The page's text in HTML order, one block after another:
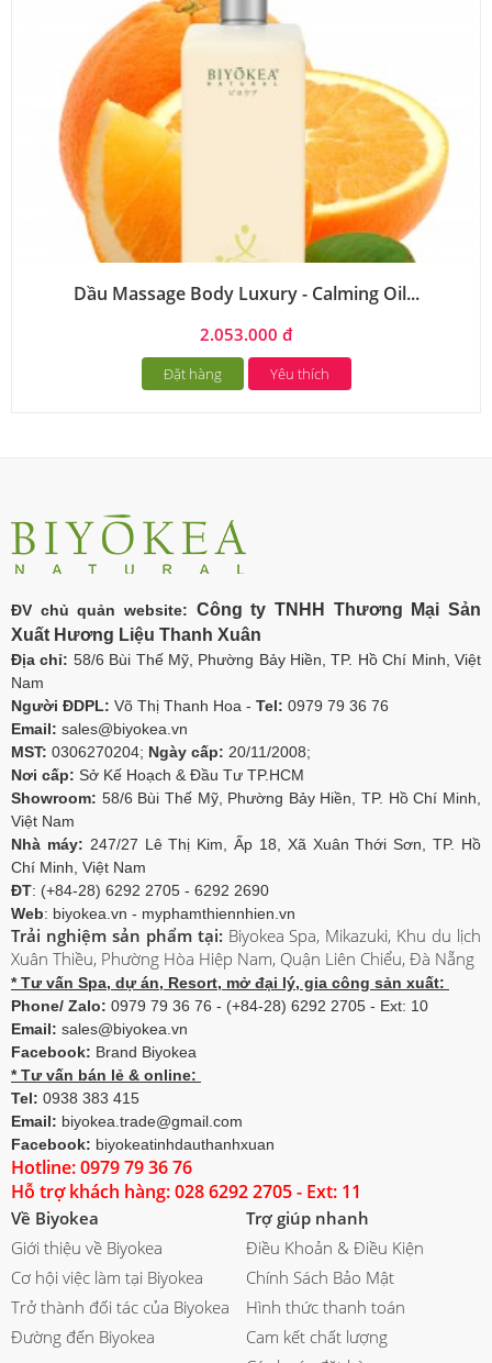
Dầu Massage Body Luxury - Calming Oil...
2.053.000 đ
Đặt hàng Yêu thích
ĐV chủ quản website: Công ty TNHH Thương Mại Sản
Xuất Hương Liệu Thanh Xuân
Địa chỉ: 58/6 Bùi Thế Mỹ, Phường Bảy Hiền, TP. Hồ Chí Minh, Việt
Nam
Người ĐDPL: Võ Thị Thanh Hoa - Tel: 0979 79 36 76
Email: sales@biyokea.vn
MST: 0306270204; Ngày cấp: 20/11/2008;
Nơi cấp: Sở Kế Hoạch & Đầu Tư TP.HCM
Showroom: 58/6 Bùi Thế Mỹ, Phường Bảy Hiền, TP. Hồ Chí Minh,
Việt Nam
Nhà máy: 247/27 Lê Thị Kim, Ấp 18, Xã Xuân Thới Sơn, TP. Hồ
Chí Minh, Việt Nam
ĐT: (+84-28) 6292 2705 - 6292 2690
Web: biyokea.vn - myphamthiennhien.vn
Trải nghiệm sản phẩm tại: Biyokea Spa, Mikazuki, Khu du lịch
Xuân Thiều, Phường Hòa Hiệp Nam, Quận Liên Chiểu, Đà Nẵng
* Tư vấn Spa, dự án, Resort, mở đại lý, gia công sản xuất:
Phone/ Zalo: 0979 79 36 76 - (+84-28) 6292 2705 - Ext: 10
Email: sales@biyokea.vn
Facebook: Brand Biyokea
* Tư vấn bán lẻ & online:
Tel: 0938 383 415
Email: biyokea.trade@gmail.com
Facebook: biyokeatinhdauthanhxuan
Hotline: 0979 79 36 76
Hỗ trợ khách hàng: 028 6292 2705 - Ext: 11
Về Biyokea
Giới thiệu về Biyokea
Cơ hội việc làm tại Biyokea
Trở thành đối tác của Biyokea
Đường đến Biyokea
Trợ giúp nhanh
Điều Khoản & Điều Kiện
Chính Sách Bảo Mật
Hình thức thanh toán
Cam kết chất lượng